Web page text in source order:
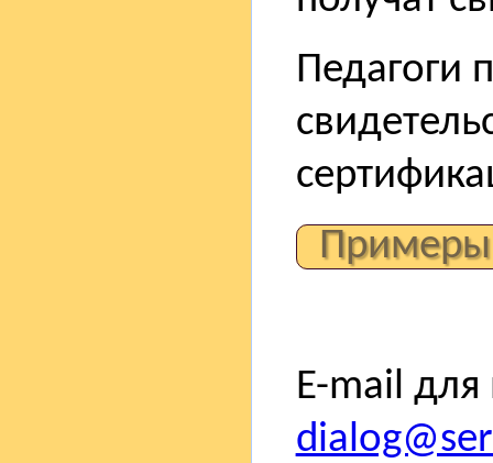
Педагоги
Примеры
E-mail для